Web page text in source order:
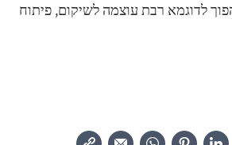
לדוגמא רבת עוצמה לשיקום, פיתוח